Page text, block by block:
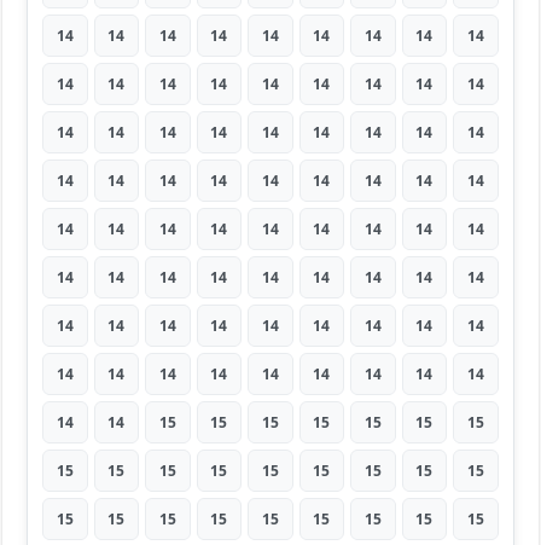
14 14 14 14 14 14 14 14 14
14 14 14 14 14 14 14 14 14
14 14 14 14 14 14 14 14 14
14 14 14 14 14 14 14 14 14
14 14 14 14 14 14 14 14 14
14 14 14 14 14 14 14 14 14
14 14 14 14 14 14 14 14 14
14 14 14 14 14 14 14 14 14
14 14 15 15 15 15 15 15 15
15 15 15 15 15 15 15 15 15
15 15 15 15 15 15 15 15 15